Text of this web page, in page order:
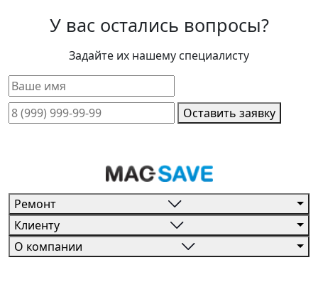
У вас остались вопросы?
Задайте их нашему специалисту
Оставить заявку
Ремонт
Клиенту
О компании